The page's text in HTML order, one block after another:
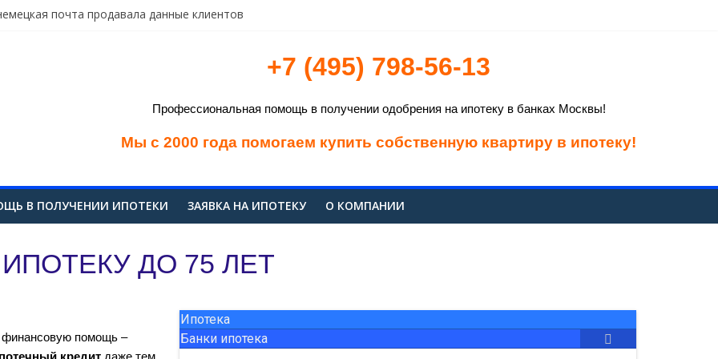
почта продавала данные клиентов
рассказали о работе группы после ареста братьев Магомедовых
объяснили выдачу США обвиняемого в кибермошенничестве россиянина
+7 (495) 798-56-13
Профессиональная помощь в получении одобрения на ипотеку в банках Москвы!
Мы с 2000 года помогаем купить собственную квартиру в ипотеку!
В ПОЛУЧЕНИИ ИПОТЕКИ ЗАЯВКА НА ИПОТЕКУ О КОМПАНИИ
ДО 75 ЛЕТ
финансовую помощь –
кредит даже тем
Ипотека
Банки ипотека